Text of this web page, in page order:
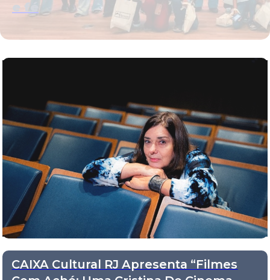
e fé
CAIXA Cultural RJ Apresenta “Filmes